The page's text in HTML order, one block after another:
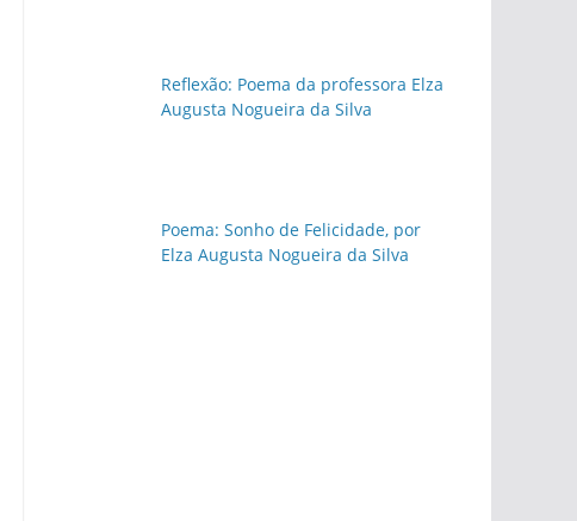
Reflexão: Poema da professora Elza
Augusta Nogueira da Silva
Poema: Sonho de Felicidade, por
Elza Augusta Nogueira da Silva